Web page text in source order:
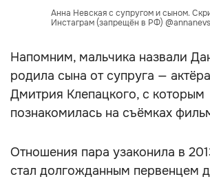
Анна Невская с супругом и сыном.
Инстаграм (запрещён в РФ)
Напомним, мальчика назвали
родила сына от супруга —
Дмитрия Клепацкого, с которым
познакомилась на съёмках
Отношения пара узаконила в
стал долгожданным первенцем